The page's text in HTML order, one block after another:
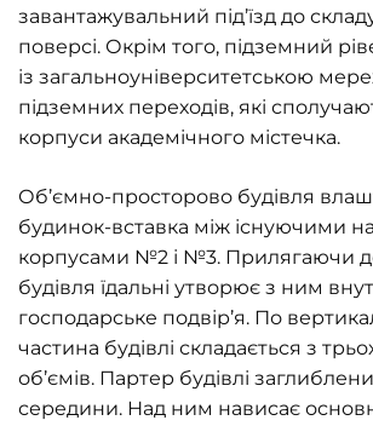
завантажувальний під’їзд до
поверсі. Окрім того, підземний
із загальноуніверситетською
підземних переходів, які
корпуси академічного містечка.
Об’ємно-просторово будівля
будинок-вставка між існуючими
корпусами №2 і №3. Прилягаючи
будівля їдальні утворює з ним
господарське подвір’я. По
частина будівлі складається з
об’ємів. Партер будівлі
середини. Над ним нависає